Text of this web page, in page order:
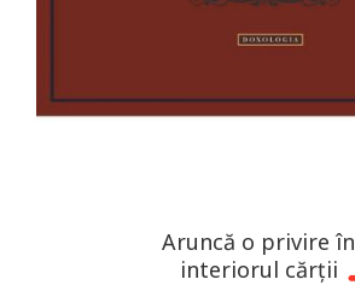
Aruncă o privire în
interiorul cărții